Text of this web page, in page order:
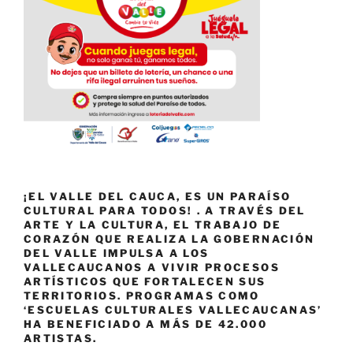
¡EL VALLE DEL CAUCA, ES UN PARAÍSO
CULTURAL PARA TODOS! . A TRAVÉS DEL
ARTE Y LA CULTURA, EL TRABAJO DE
CORAZÓN QUE REALIZA LA GOBERNACIÓN
DEL VALLE IMPULSA A LOS
VALLECAUCANOS A VIVIR PROCESOS
ARTÍSTICOS QUE FORTALECEN SUS
TERRITORIOS. PROGRAMAS COMO
‘ESCUELAS CULTURALES VALLECAUCANAS’
HA BENEFICIADO A MÁS DE 42.000
ARTISTAS.